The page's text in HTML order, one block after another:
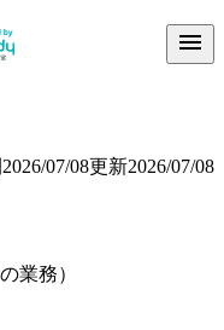
2026/07/08更新2026/07/08
業務）